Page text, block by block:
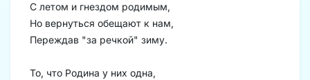
С летом и гнездом родимым,
Но вернуться обещают к нам,
Переждав "за речкой" зиму.
То, что Родина у них одна,